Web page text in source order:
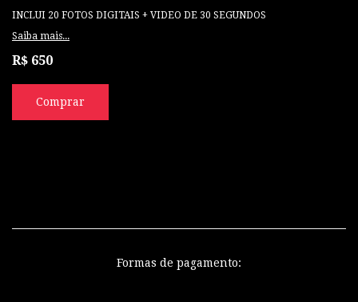
INCLUI 20 FOTOS DIGITAIS + VIDEO DE 30 SEGUNDOS
Saiba mais...
R$ 650
Comprar
Formas de pagamento: